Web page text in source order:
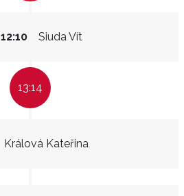
Siuda Vít
12:10
13:14
Králová Kateřina